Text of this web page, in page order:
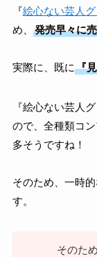
『絵心ない芸人
め、
発売早々に
実際に、既に 『
『絵心ない芸人
ので、全種類コ
多そうですね！
そのため、一時
す。
そのため